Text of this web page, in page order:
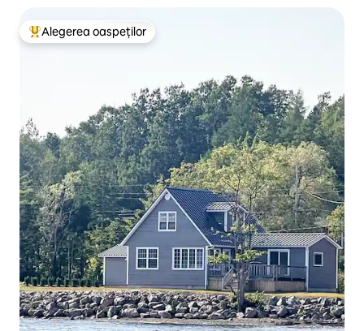
Locuință din topul categoriei Alegerea oaspeților
Alegerea oaspeților